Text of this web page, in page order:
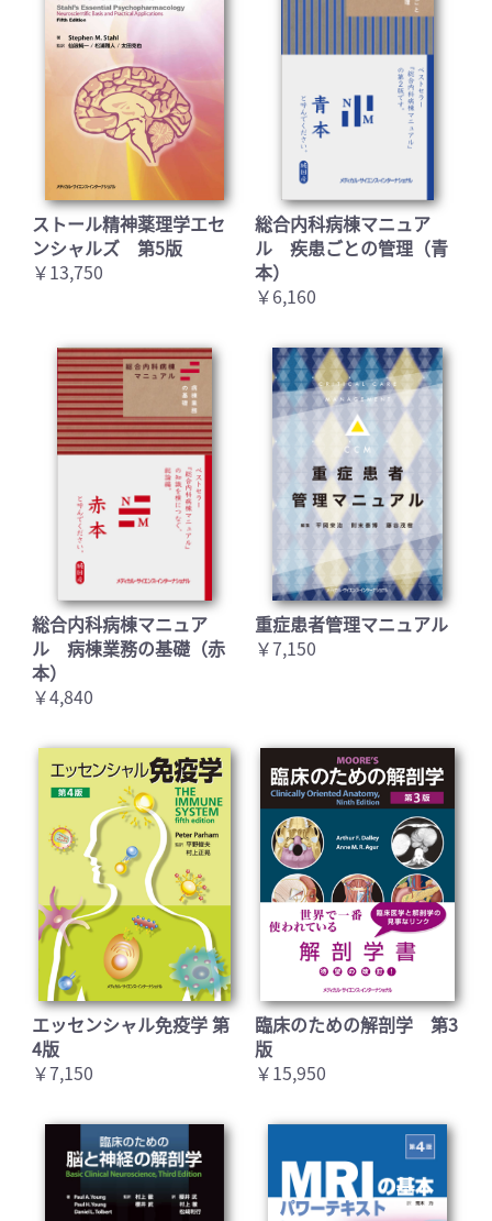
お買い物を続ける カートへ進む
ストール精神薬理学エセ
ンシャルズ 第5版
￥13,750
総合内科病棟マニュア
ル 疾患ごとの管理（青
本）
￥6,160
総合内科病棟マニュア
ル 病棟業務の基礎（赤
本）
￥4,840
重症患者管理マニュアル
￥7,150
エッセンシャル免疫学 第
4版
￥7,150
臨床のための解剖学 第3
版
￥15,950